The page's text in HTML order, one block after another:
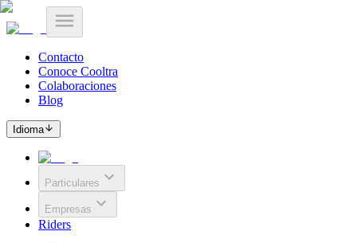
Contacto
Conoce Cooltra
Colaboraciones
Blog
Idioma
Particulares
Empresas
Riders